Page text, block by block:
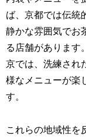
ば、京都では伝統
静かな雰囲気でお
る店舗があります
京では、洗練され
様なメニューが楽
す。
これらの地域性を